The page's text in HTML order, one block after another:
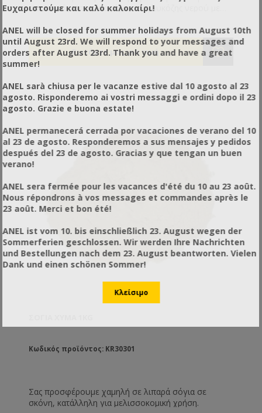
σας, παράγοντας ένα μίγμα ισογλυκόζης νερού με
μέλισσες για να το καταναλώσουν. Μπορεί να
χρησιμοποιηθεί και στην παραγωγή μελισσοτροφών.
Ένα ακόμη πλεονέκτημα της ισογλυκόζης είναι η
εύκολη χρήση της, καθώς δε θερμαίνεται και η
ανάδευση.
Κωδικός προϊόντος: KR30301
Σας προσφέρουμε χαμηλή σε λιπαρά σόγια σε
σκόνη, κατάλληλη για μελισσοκομική χρήση.
Ευχαριστούμε και καλό καλοκαίρι!
ANEL will be closed for summer holidays from August 10th
until August 23rd. We will respond to your messages and
orders after August 23rd. Thank you and have a great
summer!
ANEL sarà chiusa per le vacanze estive dal 10 agosto al 23
agosto. Risponderemo ai vostri messaggi e ordini dopo il 23
agosto. Grazie e buona estate!
ANEL permanecerá cerrada por vacaciones de verano del 10
al 23 de agosto. Responderemos a sus mensajes y pedidos
después del 23 de agosto. Gracias y que tengan un buen
verano!
ANEL sera fermée pour les vacances d'été du 10 au 23 août.
Nous répondrons à vos messages et commandes après le
23 août. Merci et bon été!
ANEL ist vom 10. bis einschließlich 23. August wegen der
Sommerferien geschlossen. Wir werden Ihre Nachrichten
und Bestellungen nach dem 23. August beantworten. Vielen
Dank und einen schönen Sommer!